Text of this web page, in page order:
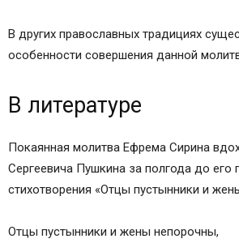
В других православных традициях
особенности совершения данной
В литературе
Покаянная молитва Ефрема Сирина
Сергеевича Пушкина за полгода до его
стихотворения «Отцы пустынники и
Отцы пустынники и жены непорочны,